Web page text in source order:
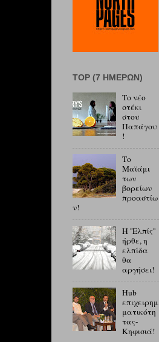
ΤOP (7 ΗΜΕΡΏΝ)
Το νέο
στέκι
στου
Παπάγου
!
Το
Μαϊάμι
των
βορείων
προαστίω
ν!
Η ''Ελπίς''
ήρθε, η
ελπίδα
θα
αργήσει!
Hub
επιχειρημ
ματικότη
τας-
Κηφισιά!